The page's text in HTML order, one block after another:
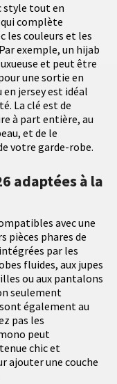
style tout en
complète
les couleurs et les
exemple, un hijab
et peut être
une sortie en
jersey est idéal
La clé est de
à part entière, au
et de le
votre garde-robe.
adaptées à la
avec une
pièces phares de
par les
fluides, aux jupes
ou aux pantalons
seulement
également au
pas les
peut
chic et
ajouter une couche